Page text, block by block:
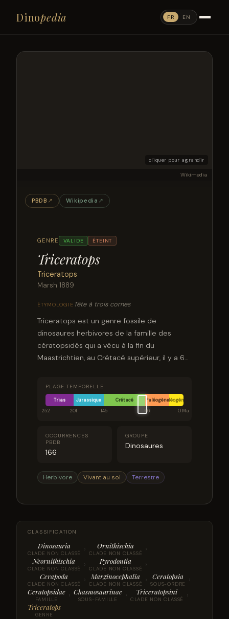
Dinopedia FR EN
GENRE VALIDE ÉTEINT
Triceratops
Triceratops
Marsh 1889
ÉTYMOLOGIE Tête à trois cornes
Triceratops est un genre fossile de
dinosaures herbivores de la famille des
cératopsidés qui a vécu à la fin du
Maastrichtien, au Crétacé supérieur, il y a 68
PLAGE TEMPORELLE
Trias Jurassique Crétacé PaléogèneNéogène
252
201 145 66 0 Ma
OCCURRENCES
PBDB
166
GROUPE
Dinosaures
Herbivore Vivant au sol Terrestre
cliquer pour agrandir
Wikimedia
PBDB ↗ Wikipedia ↗
CLASSIFICATION
Dinosauria
CLADE NON CLASSÉ › Ornithischia
CLADE NON CLASSÉ ›
Neornithischia
CLADE NON CLASSÉ › Pyrodontia
CLADE NON CLASSÉ ›
Cerapoda
CLADE NON CLASSÉ › Marginocephalia
CLADE NON CLASSÉ › Ceratopsia
SOUS-ORDRE ›
Ceratopsidae
FAMILLE › Chasmosaurinae
SOUS-FAMILLE › Triceratopsini
CLADE NON CLASSÉ ›
Triceratops
GENRE